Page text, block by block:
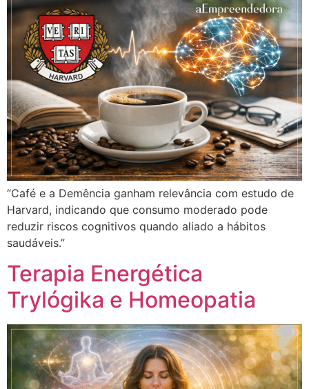
“Café e a Demência ganham relevância com estudo de
Harvard, indicando que consumo moderado pode
reduzir riscos cognitivos quando aliado a hábitos
saudáveis.”
Terapia Energética
Trylógika e Homeopatia